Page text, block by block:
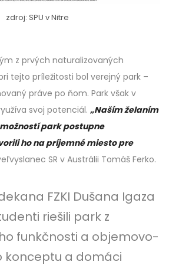
zdroj: SPU v Nitre
z prvých naturalizovaných
tejto príležitosti bol verejný park –
práve po ňom. Park však v
svoj potenciál. „Naším želaním
park postupne
ho na príjemné miesto pre
SR v Austrálii Tomáš Ferko.
FZKI Dušana Igaza
riešili park z
funkčnosti a objemovo-
konceptu a domáci